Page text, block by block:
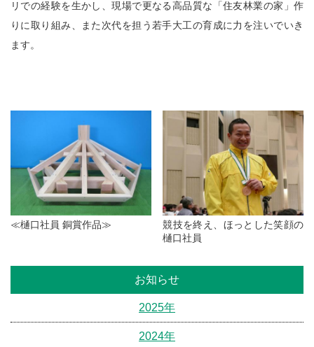
リでの経験を生かし、現場で更なる高品質な「住友林業の家」作
りに取り組み、また次代を担う若手大工の育成に力を注いでいき
ます。
≪樋口社員 銅賞作品≫
競技を終え、ほっとした笑顔の
樋口社員
お知らせ
2025年
2024年